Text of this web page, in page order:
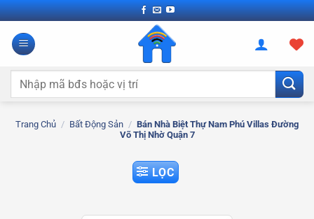
Bỏ
qua
nội
Tìm
Trang Chủ / Bất Động Sản / Bán Nhà Biệt Thự Nam Phú Villas Đường
Võ Thị Nhờ Quận 7
LỌC